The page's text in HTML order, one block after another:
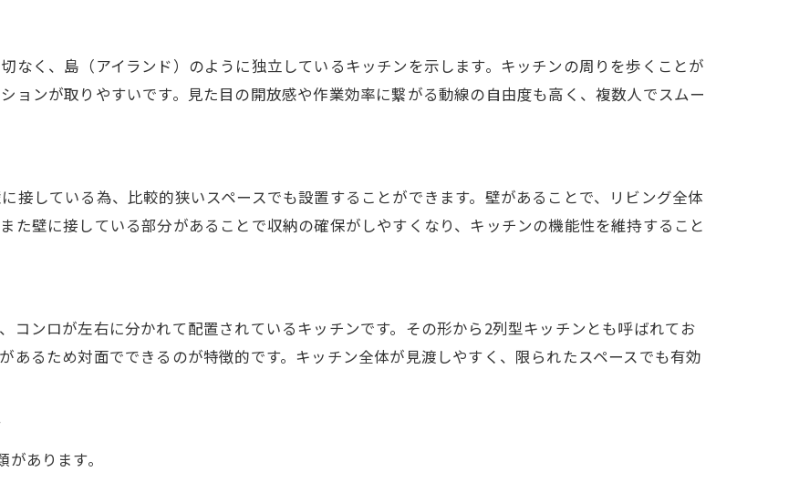
なく、島（アイランド）のように独立しているキッチンを示します。キッチンの周りを歩くことが
ョンが取りやすいです。見た目の開放感や作業効率に繋がる動線の自由度も高く、複数人でスムー
接している為、比較的狭いスペースでも設置することができます。壁があることで、リビング全体
た壁に接している部分があることで収納の確保がしやすくなり、キッチンの機能性を維持すること
コンロが左右に分かれて配置されているキッチンです。その形から2列型キッチンとも呼ばれてお
あるため対面でできるのが特徴的です。キッチン全体が見渡しやすく、限られたスペースでも有効
あります。